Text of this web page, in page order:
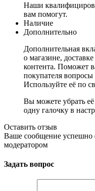
Наши
вам помогут.
Наличие
Дополнительно
Дополнительная
о магазине,
контента. Поможет
покупателя вопросы
Используйте её по
Вы можете убрать
одну галочку в
Оставить отзыв
Ваше сообщение успешно
модератором
Задать вопрос